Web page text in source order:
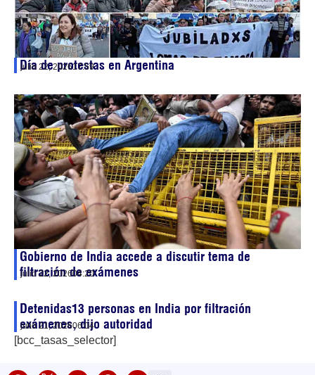
Día de protestas en Argentina
julio 22, 202617:59
Gobierno de India accede a discutir tema de
filtración de exámenes
julio 22, 202604:20
Detenidas13 personas en India por filtración
exámenes, dijo autoridad
julio 21, 202606:04
[bcc_tasas_selector]